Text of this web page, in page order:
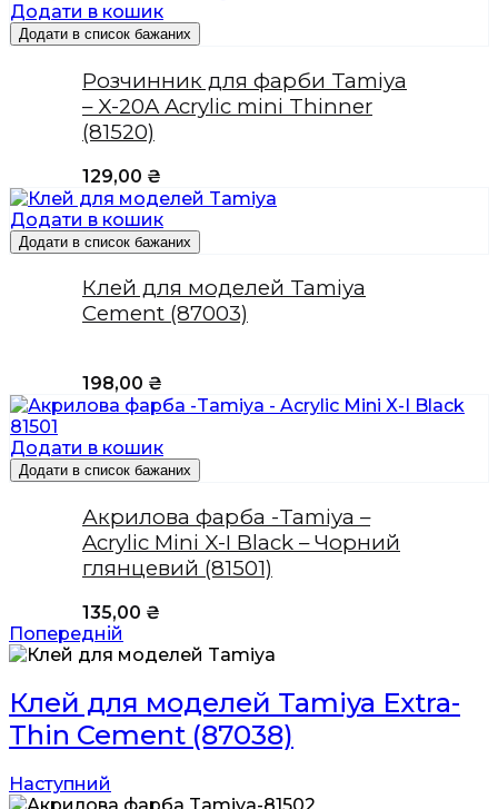
Додати в кошик
Додати в список бажаних
Розчинник для фарби Tamiya
– X-20A Acrylic mini Thinner
(81520)
129,00 ₴
Додати в кошик
Додати в список бажаних
Клей для моделей Tamiya
Cement (87003)
198,00 ₴
Додати в кошик
Додати в список бажаних
Акрилова фарба -Tamiya –
Acrylic Mini X-I Black – Чорний
глянцевий (81501)
135,00 ₴
Попередній
Клей для моделей Tamiya Extra-
Thin Cement (87038)
Наступний